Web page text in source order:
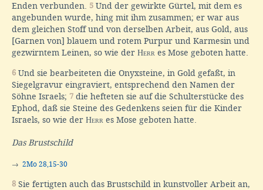
Enden verbunden. 5 Und der gewirkte Gürtel, mit dem es
angebunden wurde, hing mit ihm zusammen; er war aus
dem gleichen Stoff und von derselben Arbeit, aus Gold, aus
[Garnen von] blauem und rotem Purpur und Karmesin und
gezwirntem Leinen, so wie der Herr es Mose geboten hatte.
6 Und sie bearbeiteten die Onyxsteine, in Gold gefaßt, in
Siegelgravur eingraviert, entsprechend den Namen der
Söhne Israels; 7 die hefteten sie auf die Schulterstücke des
Ephod, daß sie Steine des Gedenkens seien für die Kinder
Israels, so wie der Herr es Mose geboten hatte.
Das Brustschild
→ 2Mo 28,15-30
8 Sie fertigten auch das Brustschild in kunstvoller Arbeit an,